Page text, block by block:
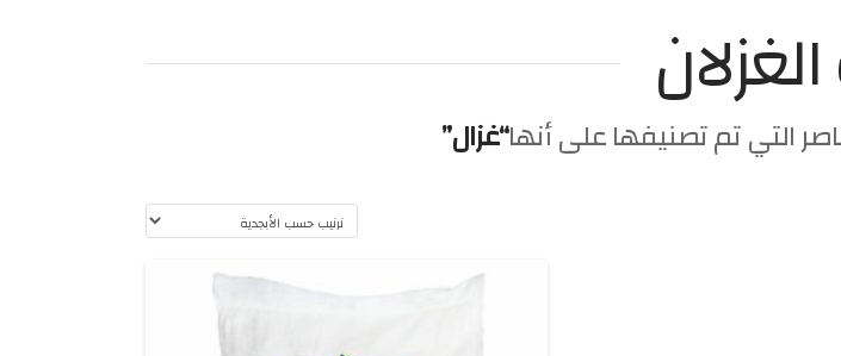
التي تم تصنيفها على أنها“غزال”